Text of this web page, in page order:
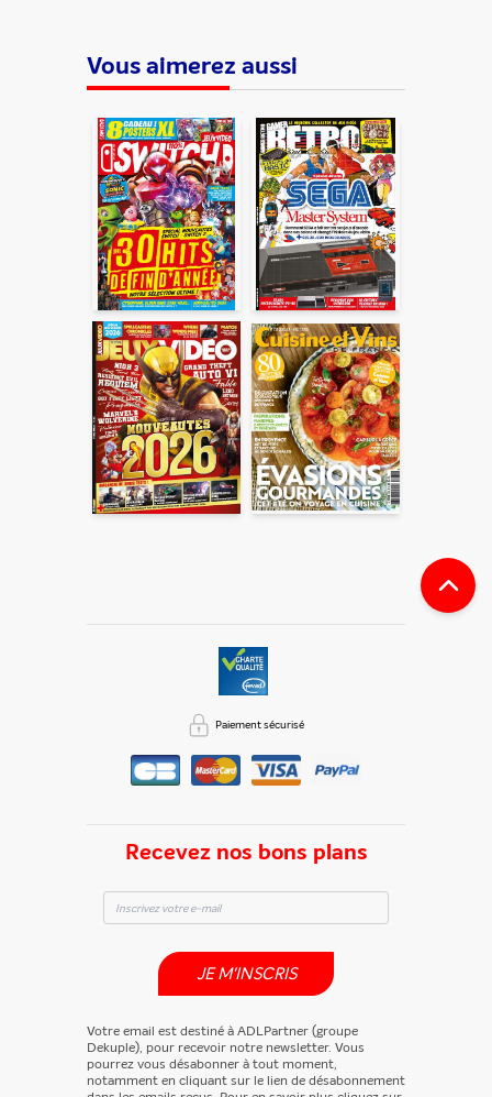
En partageant du contenu, vous acceptez que ces
informations soient traitées par ADLPartner (groupe
Dékuple), responsable de traitement, pour donner suite à
votre demande de recommandation auprès de votre ami.
Vous certifiez également ne pas envoyer d’email indésirable.
Votre adresse email et celle de votre ami ne sont utilisées que
pour cet envoi à la suite duquel elles seront
automatiquement supprimées. Pour en savoir plus, consultez
notre rubrique "Données personnelles".
Vous aimerez aussi
Recevez nos bons plans
JE M'INSCRIS
Votre email est destiné à ADLPartner (groupe
Dekuple), pour recevoir notre newsletter. Vous
pourrez vous désabonner à tout moment,
notamment en cliquant sur le lien de désabonnement
Paiement sécurisé